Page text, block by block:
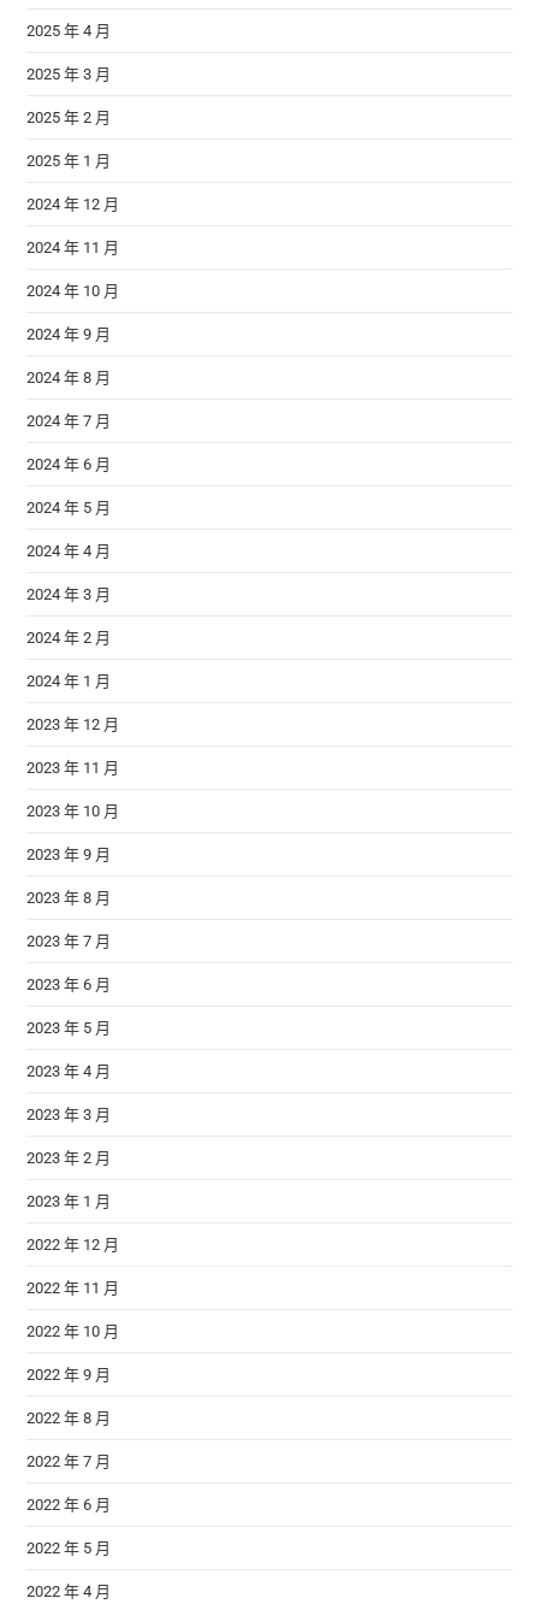
2025 年 4 月
2025 年 3 月
2025 年 2 月
2025 年 1 月
2024 年 12 月
2024 年 11 月
2024 年 10 月
2024 年 9 月
2024 年 8 月
2024 年 7 月
2024 年 6 月
2024 年 5 月
2024 年 4 月
2024 年 3 月
2024 年 2 月
2024 年 1 月
2023 年 12 月
2023 年 11 月
2023 年 10 月
2023 年 9 月
2023 年 8 月
2023 年 7 月
2023 年 6 月
2023 年 5 月
2023 年 4 月
2023 年 3 月
2023 年 2 月
2023 年 1 月
2022 年 12 月
2022 年 11 月
2022 年 10 月
2022 年 9 月
2022 年 8 月
2022 年 7 月
2022 年 6 月
2022 年 5 月
2022 年 4 月